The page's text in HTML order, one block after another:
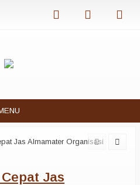
Jas Almamater Organisasi
Jas